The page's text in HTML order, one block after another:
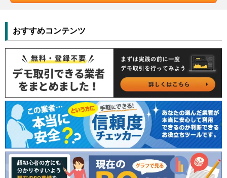
おすすめコンテンツ